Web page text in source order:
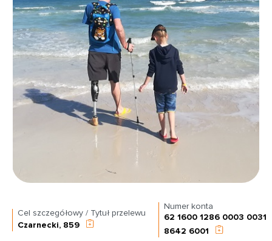
Cel szczegółowy / Tytuł przelewu
Czarnecki, 859
Numer konta
62 1600 1286 0003 0031
8642 6001